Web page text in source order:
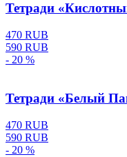
Тетради
470 RUB
590 RUB
- 20 %
Тетради «Белый
470 RUB
590 RUB
- 20 %